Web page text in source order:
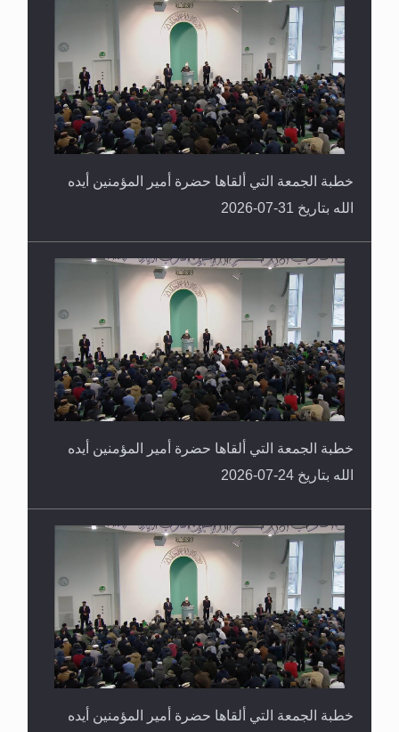
خطبة الجمعة التي ألقاها حضرة أمير المؤمنين أيده
الله بتاريخ 31-07-2026
خطبة الجمعة التي ألقاها حضرة أمير المؤمنين أيده
الله بتاريخ 24-07-2026
خطبة الجمعة التي ألقاها حضرة أمير المؤمنين أيده